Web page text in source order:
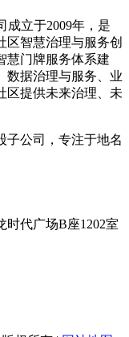
成立于2009年，是
区智慧治理与服务创
慧门牌服务体系建
数据治理与服务、业
区提供未来治理、未
子公司，专注于地名
时代广场B座1202室